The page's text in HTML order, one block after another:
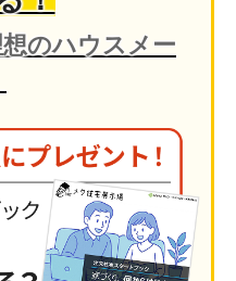
のハウスメー